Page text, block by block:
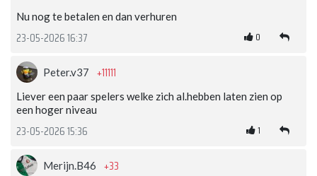
Nu nog te betalen en dan verhuren
23-05-2026 16:37 0
Peter.v37 +11111
Liever een paar spelers welke zich al.hebben laten zien op
een hoger niveau
23-05-2026 15:36 1
Merijn.B46 +33